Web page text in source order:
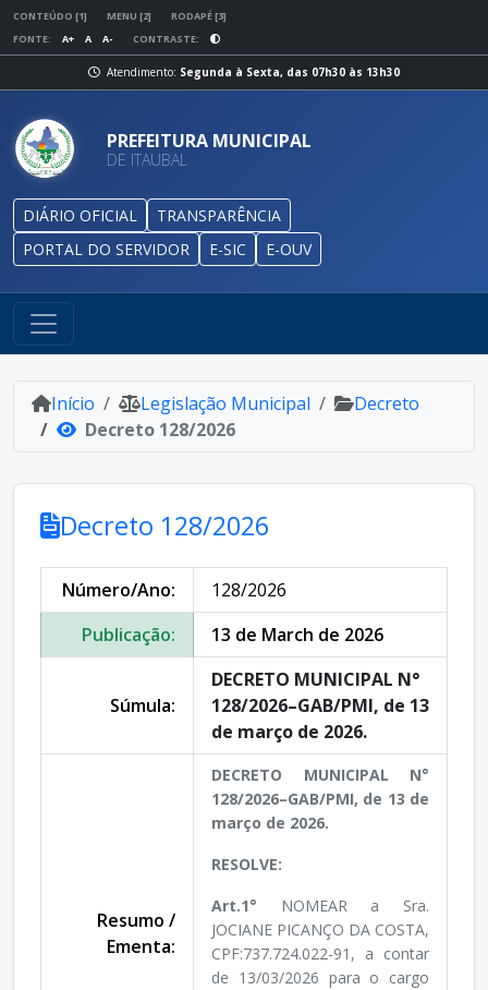
CONTEÚDO [1] MENU [2]
RODAPÉ [3]
FONTE:
A+ A A- CONTRASTE:
Atendimento: Segunda à Sexta, das 07h30 às 13h30
PREFEITURA MUNICIPAL
DE ITAUBAL
DIÁRIO OFICIAL
TRANSPARÊNCIA
PORTAL DO SERVIDOR
E-SIC E-OUV
Início Legislação Municipal
Decreto
Decreto 128/2026
Decreto 128/2026
Número/Ano:
128/2026
Publicação:
13 de March de 2026
Súmula:
DECRETO MUNICIPAL N°
128/2026–GAB/PMI, de 13
de março de 2026.
Resumo /
Ementa:
DECRETO MUNICIPAL N°
128/2026–GAB/PMI, de 13 de
março de 2026.
RESOLVE:
Art.1° NOMEAR a Sra.
JOCIANE PICANÇO DA COSTA,
CPF:737.724.022-91, a contar
de 13/03/2026 para o cargo